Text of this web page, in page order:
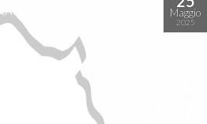
Maggio
2025
KARATE ORGRANIGRAMMA